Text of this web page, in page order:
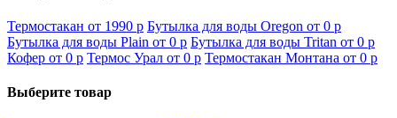
Термостакан от 1990 p Бутылка для воды Oregon от 0 p
Бутылка для воды Plain от 0 p Бутылка для воды Tritan от 0 p
Кофер от 0 p Термос Урал от 0 p Термостакан Монтана от 0 p
Выберите товар